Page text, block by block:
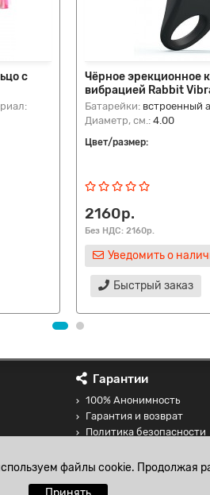
с
Чёрное эрекционное
вибрацией Rabbit
Батарейки: встроенный
Диаметр, см.: 4.00
Цвет/размер:
2160р.
Без НДС: 2160р.
Уведомить о
Быстрый заказ
Гарантии
100% Анонимность
Гарантия и возврат
Политика безопасности
данных
файлы cookie. Продолжая